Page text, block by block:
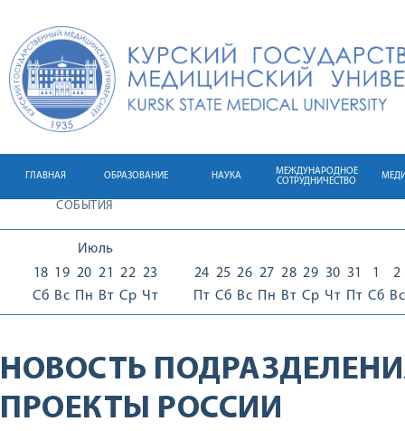
ГЛАВНАЯ ОБРАЗОВАНИЕ НАУКА
МЕЖДУНАРОДНОЕ
СОТРУДНИЧЕСТВО
СОБЫТИЯ
Июль
18
Сб
19
Вс
20
Пн
21
Вт
22
Ср
23
Чт
24
Пт
25
Сб
26
Вс
27
Пн
28
Вт
29
Ср
30
Чт
31
Пт
1
Сб
2
Вс
НОВОСТЬ
ПРОЕКТЫ РОССИИ